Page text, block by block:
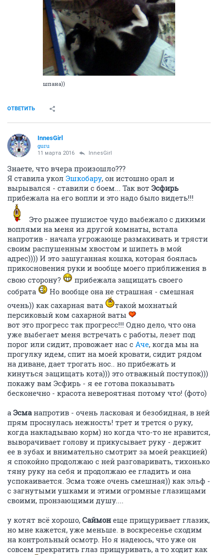
шпана))
ОТВЕТИТЬ
InnesGirl
guru
11 марта 2016 InnesGirl
Знаете, что вчера произошло???
Я ставила укол Эшкобару, он истошно орал и
вырывался - ставили с боем... Так вот Эсфирь
прибежала на его вопли и это надо было видеть!!!
Это рыжее пушистое чудо выбежало с дикими
воплями на меня из другой комнаты, встала
напротив - начала угрожающе размахивать и трясти
своим распушенным хвостом и шипеть в мой
адрес)))) И это зашуганная кошка, которая боялась
прикосновения руки и вообще моего приближения в
свою сторону?
прибежала защищать своего
собрата
Но вообще она не страшная - смешная
очень)) как сахарная вата
такой мохнатый
персиковый ком сахарной ваты
вот это прогресс так прогресс!!! Одно дело, что она
уже выбегает меня встречать с работы, лезет под
порог или сидит, провожает нас с Аче, когда мы на
прогулку идем, спит на моей кровати, сидит рядом
на диване, дает трогать нос.. но прибежать и
кинуться защищать кота))) это отважный поступок)))
покажу вам Эсфирь - я ее готова показывать
бесконечно - красота невероятная потому что! (фото)
а Эсманапротив - очень ласковая и безобидная, в ней
прям проснулась нежность! трет и трется о руку,
когда накладываю корм) но когда что-то не нравится,
выворачивает голову и прикусывает руку - держит
ее в зубах и внимательно смотрит за моей реакцией)
я спокойно продолжаю с ней разговаривать, тихонько
тяну руку на себя и продолжаю ее гладить и она
успокаивается. Эсма тоже очень смешная)) как эльф -
с загнутыми ушками и этими огромные глазищами
своими, пронзающими душу....
у котят всё хорошо, Саймон еще прищуривает глазик,
но мне кажется, уже меньше. в воскресенье сходим
на контрольный осмотр. Но я надеюсь, что уже он
совсем прекратить глаз прищуривать, а то ходит как